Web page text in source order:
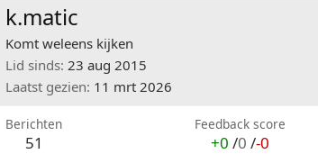
k.matic
Komt weleens kijken
Lid sinds 23 aug 2015
Laatst gezien 11 mrt 2026
Berichten
51
Feedback score
+0 /0 /-0